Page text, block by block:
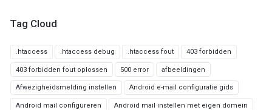
Tag Cloud
.htaccess .htaccess debug .htaccess fout 403 forbidden
403 forbidden fout oplossen 500 error afbeeldingen
Afwezigheidsmelding instellen Android e-mail configuratie gids
Android mail configureren Android mail instellen met eigen domein